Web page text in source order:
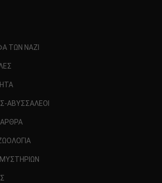
ΤΩΝ ΝΑΖΙ
ΑΒΥΣΣΑΛΕΟΙ
ΑΡΘΡΑ